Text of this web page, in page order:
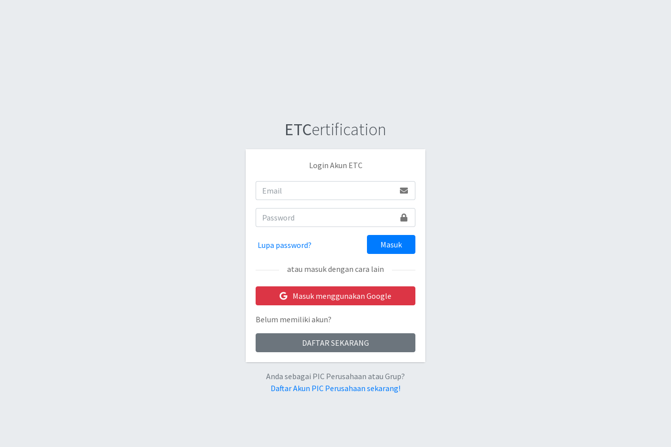
ETCertification
Login Akun ETC
Lupa password? Masuk
atau masuk dengan cara lain
Masuk menggunakan Google
Belum memiliki akun?
DAFTAR SEKARANG
Anda sebagai PIC Perusahaan atau Grup?
Daftar Akun PIC Perusahaan sekarang!